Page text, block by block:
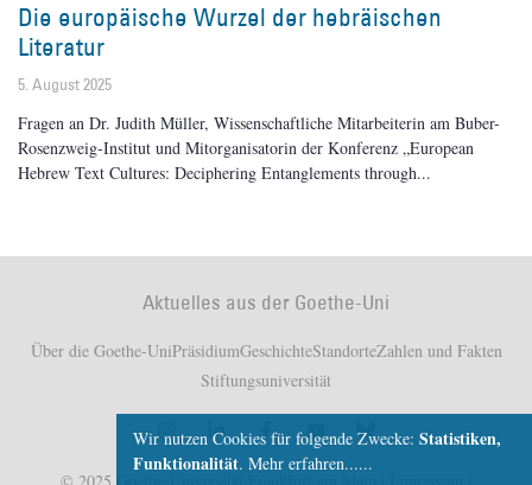
Die europäische Wurzel der hebräischen
Literatur
5. August 2025
Fragen an Dr. Judith Müller, Wissenschaftliche Mitarbeiterin am Buber-
Rosenzweig-Institut und Mitorganisatorin der Konferenz „European
Hebrew Text Cultures: Deciphering Entanglements through
Aktuelles aus der Goethe-Uni
Über die Goethe-UniPräsidiumGeschichteStandorteZahlen und Fakten
Stiftungsuniversität
Wir nutzen Cookies für folgende Zwecke: Statistiken,
Funktionalität. Mehr erfahren...